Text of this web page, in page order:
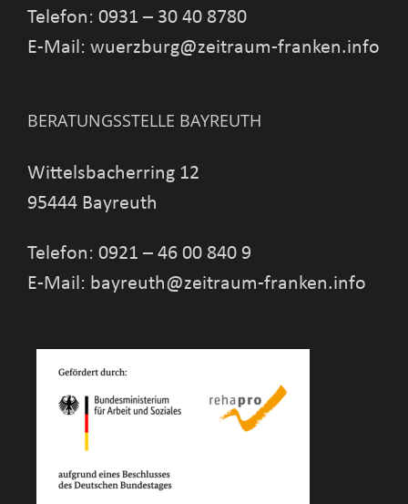
Telefon: 0931 – 30 40 8780
E-Mail: wuerzburg@zeitraum-franken.info
BERATUNGSSTELLE BAYREUTH
Wittelsbacherring 12
95444 Bayreuth
Telefon: 0921 – 46 00 840 9
E-Mail: bayreuth@zeitraum-franken.info